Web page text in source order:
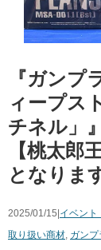
『ガン
ィープス
チネル」
【桃太郎
となりま
2025/01/15| イベント
取り扱い商材, ガンプ